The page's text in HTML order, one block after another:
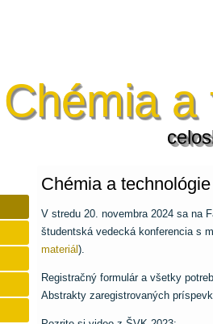
Chémia a
Chémia a
V stredu 20. novembra 2024 sa na
študentská vedecká konferencia s
materiál).
Registračný formulár a všetky
Abstrakty zaregistrovaných